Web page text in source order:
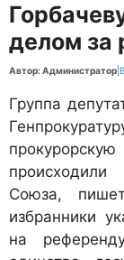
делом за
Автор: Администратор
Группа
Союза,
избранники
на